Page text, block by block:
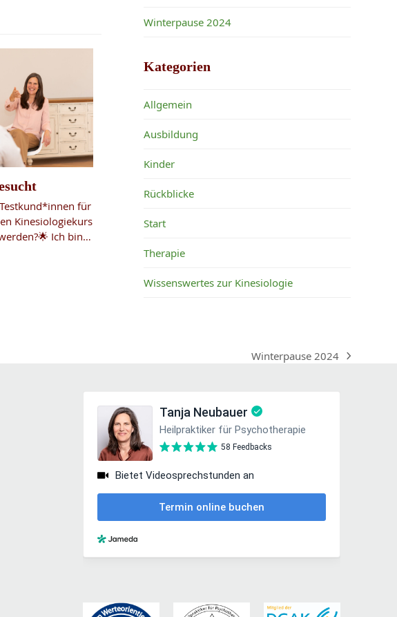
für
Kinesiologiekurs
werden?🌟 Ich bin…
Winterpause 2024
Kategorien
Allgemein
Ausbildung
Kinder
Rückblicke
Start
Therapie
Wissenswertes zur Kinesiologie
Nächster
Winterpause 2024